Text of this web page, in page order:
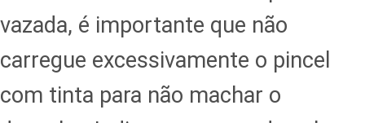
vazada, é importante que não
carregue excessivamente o pincel
com tinta para não machar o